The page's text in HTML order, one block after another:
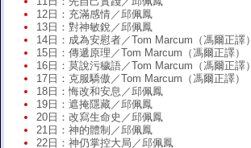
12日：充滿感情／邱佩鳳
13日：對神敏銳／邱佩鳳
14日：成為安慰者／Tom Marcum（馮爾正譯）
15日：傳遞原理／Tom Marcum（馮爾正譯）
16日：莫說污穢語／Tom Marcum（馮爾正譯）
17日：克服驕傲／Tom Marcum（馮爾正譯）
18日：悔改和安息／邱佩鳳
19日：遮掩隱藏／邱佩鳳
20日：改寫生命史／邱佩鳳
21日：神的體制／邱佩鳳
22日：神仍掌控大局／邱佩鳳